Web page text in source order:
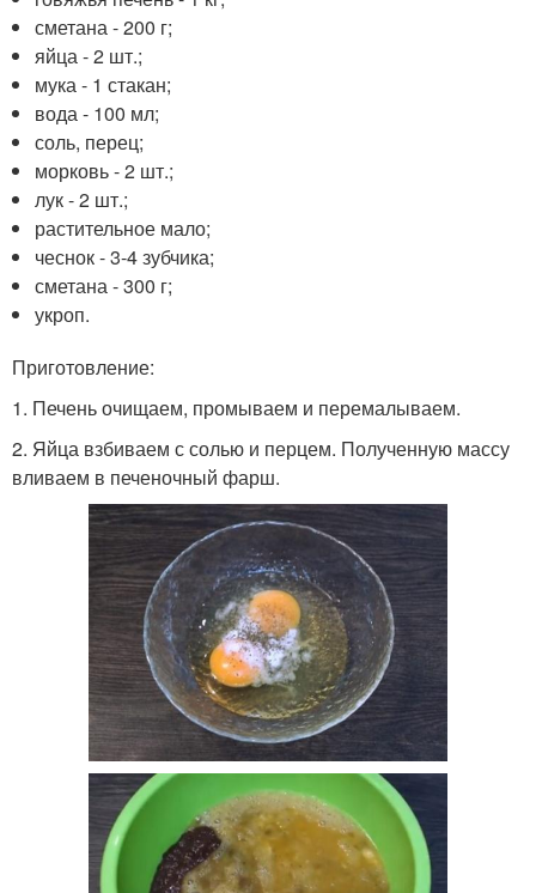
сметана - 200 г;
яйца - 2 шт.;
мука - 1 стакан;
вода - 100 мл;
соль, перец;
морковь - 2 шт.;
лук - 2 шт.;
растительное мало;
чеснок - 3-4 зубчика;
сметана - 300 г;
укроп.
Приготовление:
1. Печень очищаем, промываем и перемалываем.
2. Яйца взбиваем с солью и перцем. Полученную массу
вливаем в печеночный фарш.